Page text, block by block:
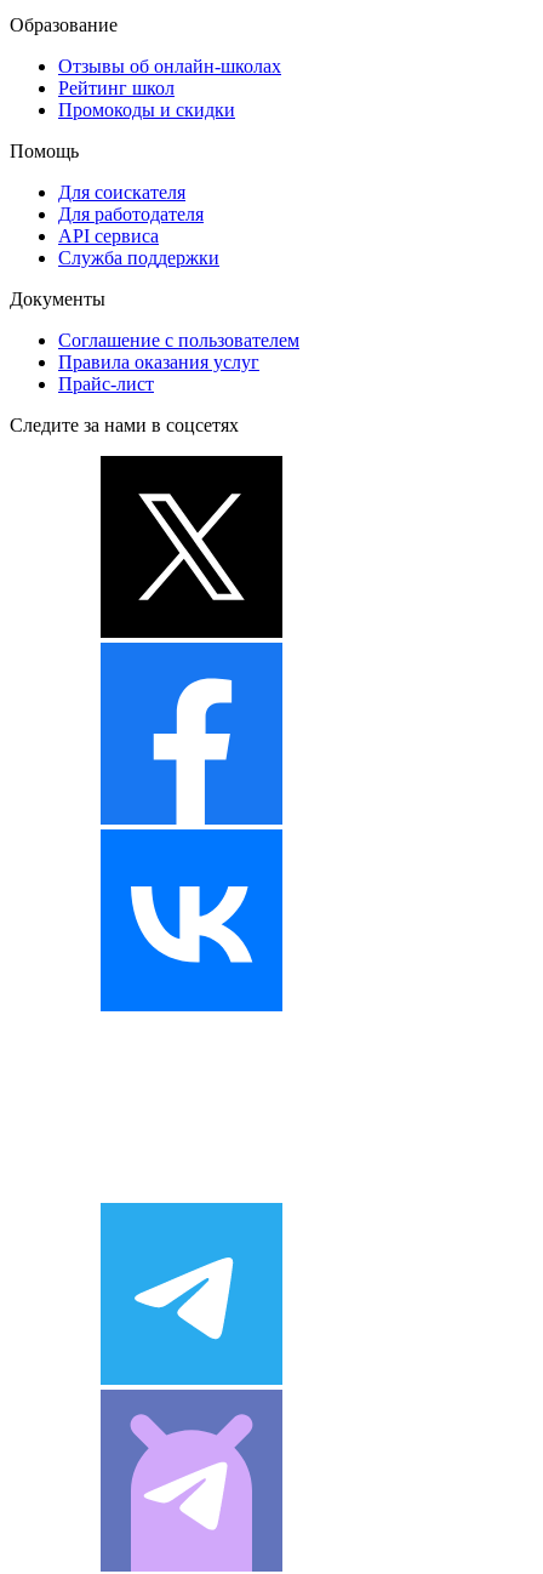
Образование
Отзывы об онлайн-школах
Рейтинг школ
Промокоды и скидки
Помощь
Для соискателя
Для работодателя
API сервиса
Служба поддержки
Документы
Соглашение с пользователем
Правила оказания услуг
Прайс-лист
Следите за нами в соцсетях